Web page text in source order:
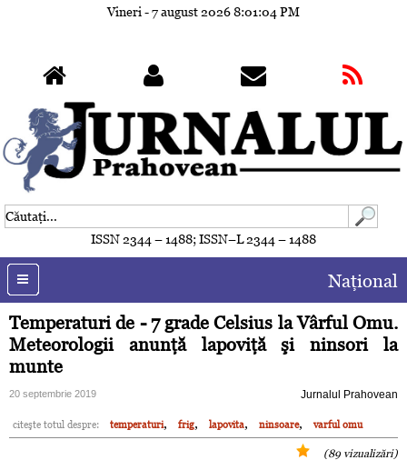
Vineri - 7 august 20268:01:07 PM
ISSN 2344 – 1488; ISSN–L 2344 – 1488
Naţional
Temperaturi de - 7 grade Celsius la Vârful Omu.
Meteorologii anunţă lapoviţă şi ninsori la
munte
20 septembrie 2019 Jurnalul Prahovean
citeşte totul despre: temperaturi, frig, lapovita, ninsoare, varful omu
(89 vizualizări)